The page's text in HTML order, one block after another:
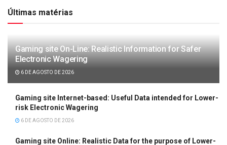
Últimas matérias
Gaming site On-Line: Realistic Information for Safer
Electronic Wagering
6 DE AGOSTO DE 2026
Gaming site Internet-based: Useful Data intended for Lower-
risk Electronic Wagering
6 DE AGOSTO DE 2026
Gaming site Online: Realistic Data for the purpose of Lower-